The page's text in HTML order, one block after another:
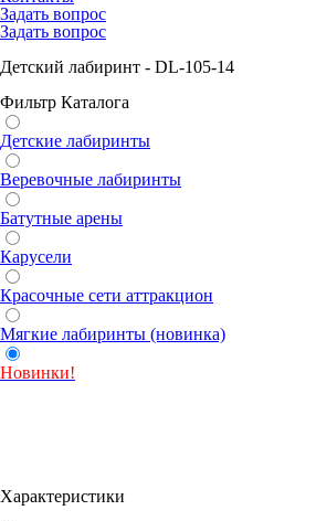
Задать вопрос
Задать вопрос
Детский лабиринт - DL-105-14
Фильтр Каталога
Детские лабиринты
Веревочные лабиринты
Батутные арены
Карусели
Красочные сети аттракцион
Мягкие лабиринты (новинка)
Новинки!
Характеристики